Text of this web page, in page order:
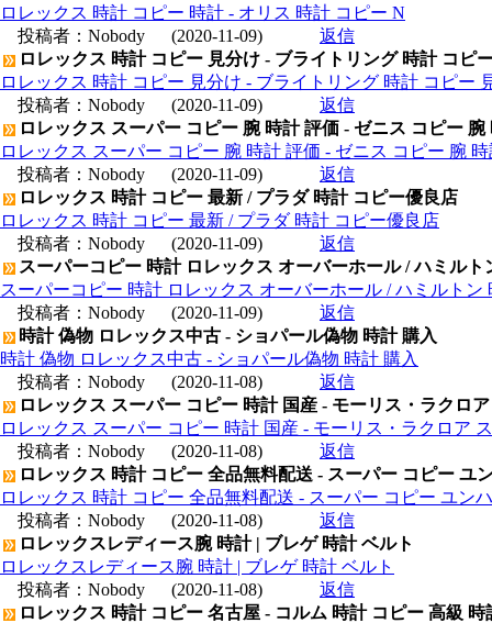
ロレックス 時計 コピー 時計 - オリス 時計 コピー N
投稿者： Nobody (2020-11-09)
返信
ロレックス 時計 コピー 見分け - ブライトリング 時計 コピ
ロレックス 時計 コピー 見分け - ブライトリング 時計 コピー
投稿者： Nobody (2020-11-09)
返信
ロレックス スーパー コピー 腕 時計 評価 - ゼニス コピー 腕
ロレックス スーパー コピー 腕 時計 評価 - ゼニス コピー 腕
投稿者： Nobody (2020-11-09)
返信
ロレックス 時計 コピー 最新 / プラダ 時計 コピー優良店
ロレックス 時計 コピー 最新 / プラダ 時計 コピー優良店
投稿者： Nobody (2020-11-09)
返信
スーパーコピー 時計 ロレックス オーバーホール / ハミル
スーパーコピー 時計 ロレックス オーバーホール / ハミルトン
投稿者： Nobody (2020-11-09)
返信
時計 偽物 ロレックス中古 - ショパール偽物 時計 購入
時計 偽物 ロレックス中古 - ショパール偽物 時計 購入
投稿者： Nobody (2020-11-08)
返信
ロレックス スーパー コピー 時計 国産 - モーリス・ラクロ
ロレックス スーパー コピー 時計 国産 - モーリス・ラクロア
投稿者： Nobody (2020-11-08)
返信
ロレックス 時計 コピー 全品無料配送 - スーパー コピー ユ
ロレックス 時計 コピー 全品無料配送 - スーパー コピー ユン
投稿者： Nobody (2020-11-08)
返信
ロレックスレディース腕 時計 | ブレゲ 時計 ベルト
ロレックスレディース腕 時計 | ブレゲ 時計 ベルト
投稿者： Nobody (2020-11-08)
返信
ロレックス 時計 コピー 名古屋 - コルム 時計 コピー 高級 時